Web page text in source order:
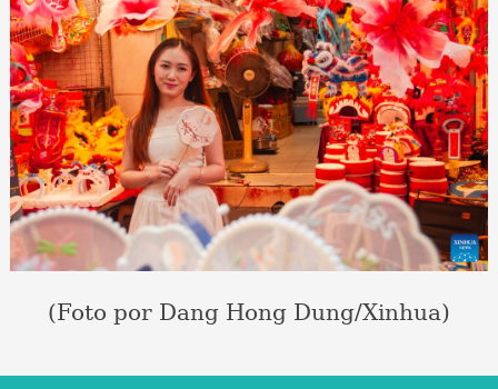
(Foto por Dang Hong Dung/Xinhua)